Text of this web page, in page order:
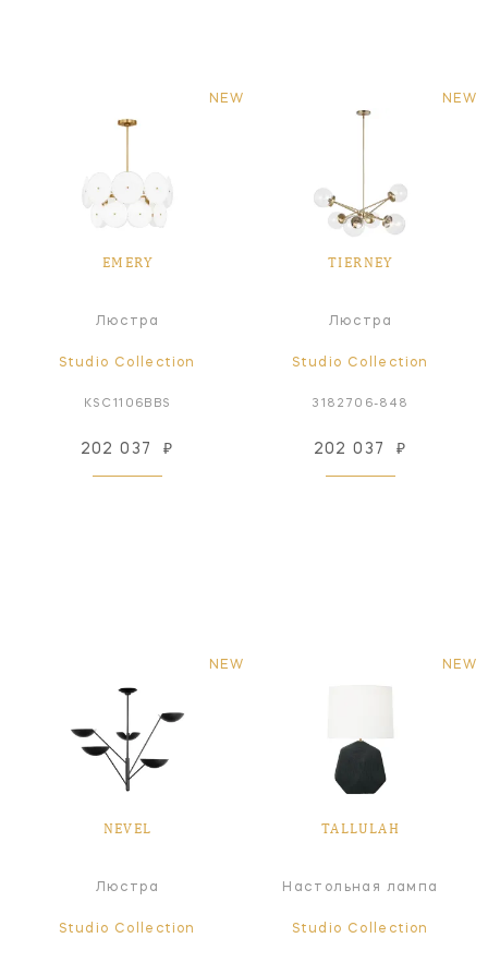
NEW
EMERY
Люстра
Studio Collection
KSC1106BBS
202 037 ₽
NEW
TIERNEY
Люстра
Studio Collection
3182706-848
202 037 ₽
NEW
NEVEL
Люстра
Studio Collection
NEW
TALLULAH
Настольная лампа
Studio Collection